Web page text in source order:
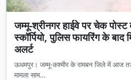
जम्मू-श्रीनगर हाईवे पर चेक पोस्ट
स्कॉर्पियो, पुलिस फायरिंग के बाद
अलर्ट
ऊधमपुर। जम्मू-कश्मीर के रामबन जिले में आज
मामला साम...